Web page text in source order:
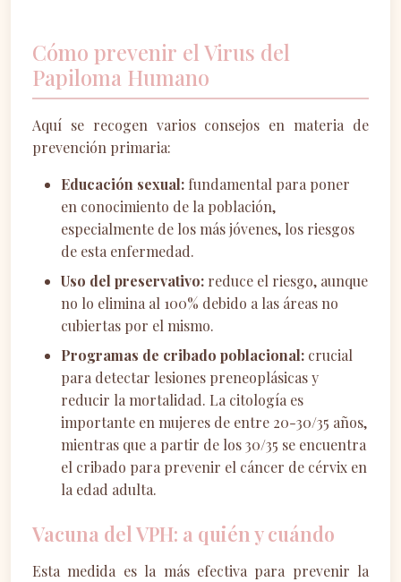
Cómo prevenir el Virus del
Papiloma Humano
Aquí se recogen varios consejos en materia de
prevención primaria:
Educación sexual: fundamental para poner
en conocimiento de la población,
especialmente de los más jóvenes, los riesgos
de esta enfermedad.
Uso del preservativo: reduce el riesgo, aunque
no lo elimina al 100% debido a las áreas no
cubiertas por el mismo.
Programas de cribado poblacional: crucial
para detectar lesiones preneoplásicas y
reducir la mortalidad. La citología es
importante en mujeres de entre 20-30/35 años,
mientras que a partir de los 30/35 se encuentra
el cribado para prevenir el cáncer de cérvix en
la edad adulta.
Vacuna del VPH: a quién y cuándo
Esta medida es la más efectiva para prevenir la